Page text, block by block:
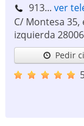
913... ver
C/ Montesa 35,
izquierda 28006
Pedir